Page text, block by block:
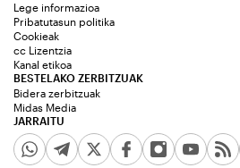
JARRAITU
Lege informazioa
Pribatutasun politika
Cookieak
cc Lizentzia
Kanal etikoa
BESTELAKO ZERBITZUAK
Bidera zerbitzuak
Midas Media